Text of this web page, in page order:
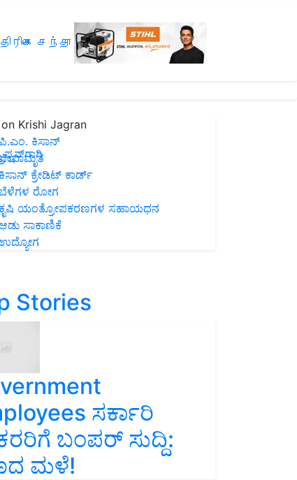
சந்தா
Krishi Jagran
ಕಿಸಾನ್
ಕಿಸಾನ್ ಕ್ರೇಡಿಟ್ ಕಾರ್ಡ್
ರೋಗ
ಕೃಷಿ ಯಂತ್ರೋಪಕರಣಗಳ ಸಹಾಯಧನ
ಸಾಕಾಣಿಕೆ
Stories
ಸರ್ಕಾರಿ
ಬಂಪರ್‌ ಸುದ್ದಿ:
ಮಳೆ!